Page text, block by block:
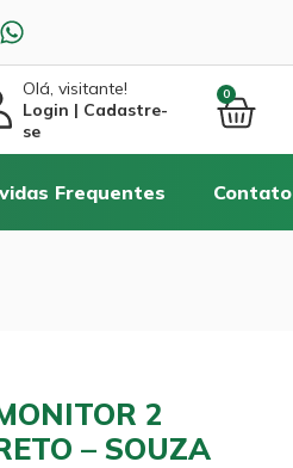
Olá, visitante!
Login | Cadastre-
se
0
Frequentes Contato
2
– SOUZA